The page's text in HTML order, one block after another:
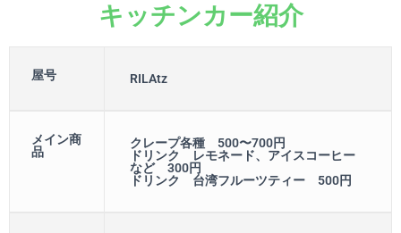
キッチンカー紹介
屋号 RILAtz
メイン商
品
クレープ各種 500〜700円
ドリンク レモネード、アイスコーヒー
など 300円
ドリンク 台湾フルーツティー 500円